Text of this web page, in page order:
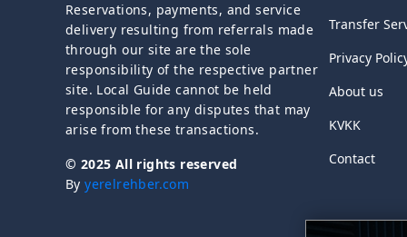
Reservations, payments, and service
delivery resulting from referrals made
through our site are the sole
responsibility of the respective partner
site. Local Guide cannot be held
responsible for any disputes that may
arise from these transactions.
© 2025 All rights reserved
Byyerelrehber.com
Transfer
Privacy
About us
KVKK
Contact